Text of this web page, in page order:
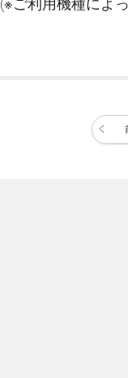
(※ご利用機種によ